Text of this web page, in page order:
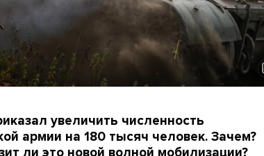
увеличить численность
армии на 180 тысяч человек. Зачем?
ли это новой волной мобилизации?